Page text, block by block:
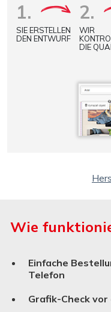
1.
SIE ERSTELLEN
DEN ENTWURF
2.
WIR
DIE
Wie
Einfache
Telefon
Grafik-Check